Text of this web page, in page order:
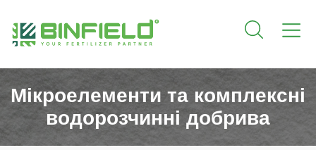
Мікроелементи та комплексні
водорозчинні добрива